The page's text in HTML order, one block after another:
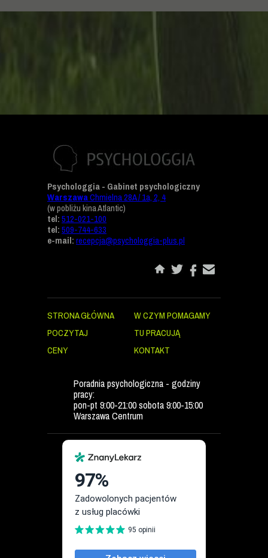
Psychologgia - Gabinet psychologiczny
WarszawaChmielna 28A / 1a, 2, 4
(w pobliżu kina Atlantic)
tel:512-021-100
tel:509-744-633
e-mail:recepcja@psychologgia-plus.pl
STRONA GŁÓWNA
W CZYM POMAGAMY
POCZYTAJ
TU PRACUJĄ
CENY
KONTAKT
Poradnia psychologiczna - godziny
pracy:
pon-pt 9:00-21:00 sobota 9:00-15:00
Warszawa Centrum